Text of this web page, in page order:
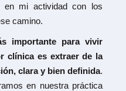
en mi actividad con los
camino.
importante para vivir
clínica es extraer de la
clara y bien definida.
en nuestra práctica